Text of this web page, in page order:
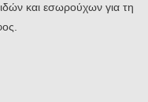
και εσωρούχων για τη